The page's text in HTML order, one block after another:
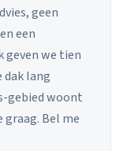
geen
een
geven we tien
lang
gebied woont
graag. Bel me